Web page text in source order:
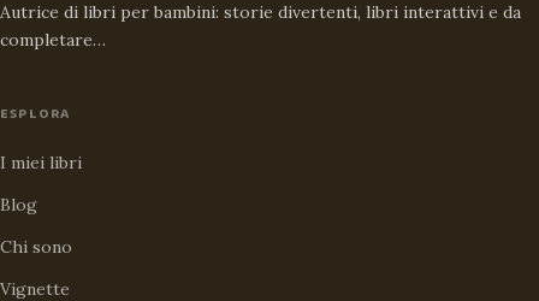
Autrice di libri per bambini: storie divertenti, libri interattivi e da
completare…
ESPLORA
I miei libri
Blog
Chi sono
Vignette